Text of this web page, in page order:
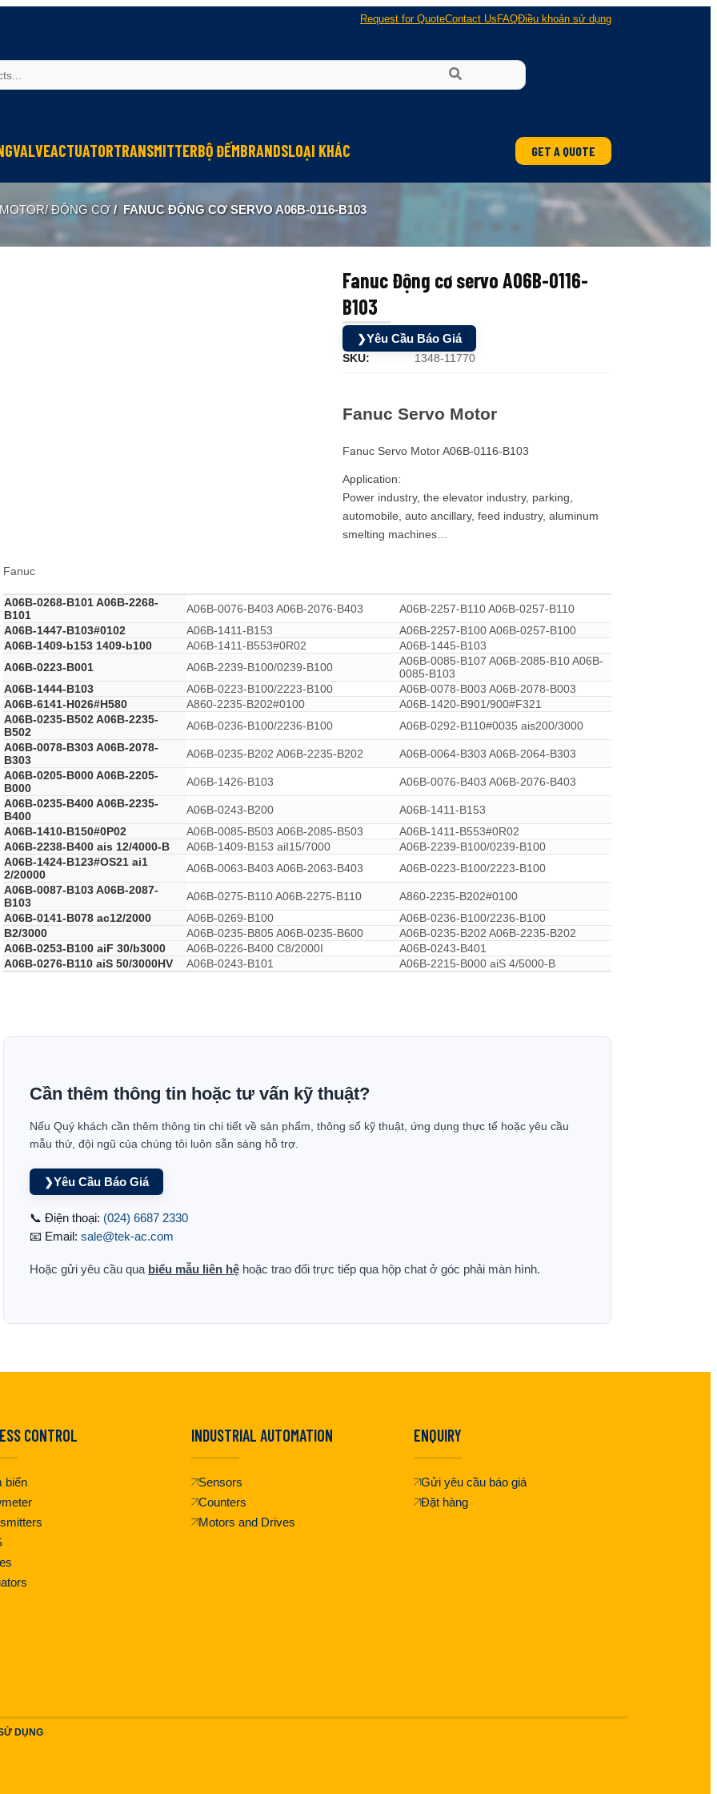
Request for QuoteContact Us FAQĐiều khoản sử dụng
VALVEACTUATORTRANSMITTERBỘ ĐẾMBRANDS
Oriental Motor
KGN
LOẠI KHÁC
Đèn phòng nổ
GET A QUOTE
MOTOR/ ĐỘNG CƠ / FANUC ĐỘNG CƠ SERVO A06B-0116-B103
Fanuc Động cơ servo A06B-0116-
B103
❯Yêu Cầu Báo Giá
SKU: 1348-11770
Fanuc Servo Motor
Fanuc Servo Motor A06B-0116-B103
Application:
Power industry, the elevator industry, parking,
automobile, auto ancillary, feed industry, aluminum
smelting machines…
Fanuc
A06B-0268-B101 A06B-2268-
B101
A06B-0076-B403 A06B-2076-B403
A06B-2257-B110 A06B-0257-B110
A06B-1447-B103#0102
A06B-1411-B153
A06B-2257-B100 A06B-0257-B100
A06B-1409-b153 1409-b100
A06B-1411-B553#0R02
A06B-1445-B103
A06B-0223-B001
A06B-2239-B100/0239-B100
A06B-0085-B107 A06B-2085-B10 A06B-
0085-B103
A06B-1444-B103
A06B-0223-B100/2223-B100
A06B-0078-B003 A06B-2078-B003
A06B-6141-H026#H580
A860-2235-B202#0100
A06B-1420-B901/900#F321
A06B-0235-B502 A06B-2235-
B502
A06B-0236-B100/2236-B100
A06B-0292-B110#0035 ais200/3000
A06B-0078-B303 A06B-2078-
B303
A06B-0235-B202 A06B-2235-B202
A06B-0064-B303 A06B-2064-B303
A06B-0205-B000 A06B-2205-
B000
A06B-1426-B103
A06B-0076-B403 A06B-2076-B403
A06B-0235-B400 A06B-2235-
B400
A06B-0243-B200
A06B-1411-B153
A06B-1410-B150#0P02
A06B-0085-B503 A06B-2085-B503
A06B-1411-B553#0R02
A06B-2238-B400 ais 12/4000-B
A06B-1409-B153 aiI15/7000
A06B-2239-B100/0239-B100
A06B-1424-B123#OS21 ai1
2/20000
A06B-0063-B403 A06B-2063-B403
A06B-0223-B100/2223-B100
A06B-0087-B103 A06B-2087-
B103
A06B-0275-B110 A06B-2275-B110
A860-2235-B202#0100
A06B-0141-B078 ac12/2000
A06B-0269-B100
A06B-0236-B100/2236-B100
B2/3000
A06B-0235-B805 A06B-0235-B600
A06B-0235-B202 A06B-2235-B202
A06B-0253-B100 aiF 30/b3000
A06B-0226-B400 C8/2000I
A06B-0243-B401
A06B-0276-B110 aiS 50/3000HV
A06B-0243-B101 A06B-2215-B000 aiS 4/5000-B
Cần thêm thông tin hoặc tư vấn kỹ thuật?
Nếu Quý khách cần thêm thông tin chi tiết về sản phẩm, thông số kỹ thuật, ứng dụng thực tế hoặc yêu cầu
mẫu thử, đội ngũ của chúng tôi luôn sẵn sàng hỗ trợ.
❯Yêu Cầu Báo Giá
📞 Điện thoại: (024) 6687 2330
📧 Email: sale@tek-ac.com
Hoặc gửi yêu cầu qua biểu mẫu liên hệ hoặc trao đổi trực tiếp qua hộp chat ở góc phải màn hình.
CONTROL
biến
INDUSTRIAL AUTOMATION
Sensors
Counters
Motors and Drives
ENQUIRY
Gửi yêu cầu báo giá
Đặt hàng
DỤNG